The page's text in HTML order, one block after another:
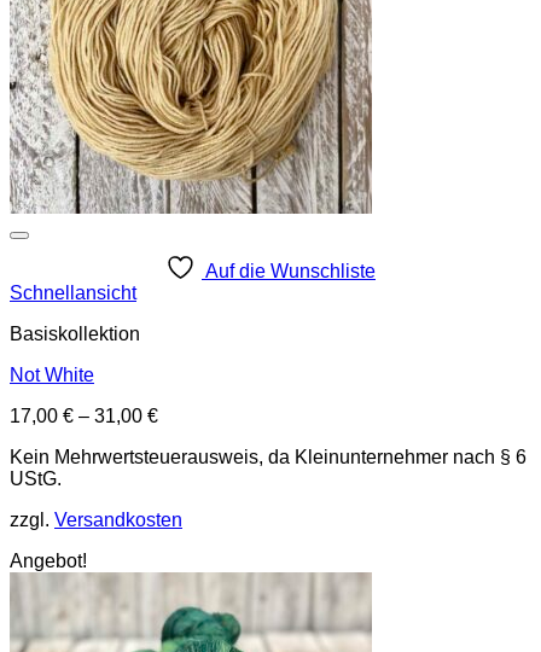
Auf die Wunschliste
Schnellansicht
Basiskollektion
Not White
17,00 € – 31,00 €
Kein Mehrwertsteuerausweis, da Kleinunternehmer nach § 6
UStG.
zzgl. Versandkosten
Angebot!